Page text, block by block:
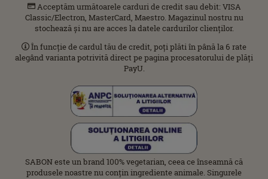
Acceptăm următoarele carduri de credit sau debit: VISA
Classic/Electron, MasterCard, Maestro. Magazinul nostru nu
stochează și nu are acces la datele cardurilor clienților.
În funcție de cardul tău de credit, poți plăti în până la 6 rate
alegând varianta potrivită direct pe pagina procesatorului de plăți
PayU.
SABON este un brand 100% vegetarian, ceea ce înseamnă că
produsele noastre nu conțin ingrediente animale. Singurele